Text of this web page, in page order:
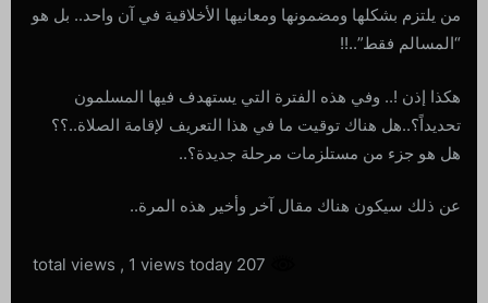
من يلتزم بشكلها ومضمونها ومعانيها الأخلاقية في آن واحد.. بل هو
“المسالم فقط”..!!
هكذا إذن !.. وفي هذه الفترة التي يستهدف فيها المسلمون
تحديداً؟..هل هناك توقيت ما في هذا التعريف لإقامة الصلاة..؟؟
هل هو جزء من مستلزمات مرحلة جديدة؟..
عن ذلك سيكون هناك مقال آخر وأخير هذه المرة..
, 1 views today